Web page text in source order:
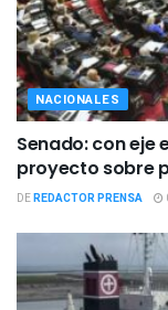
NACIONALES
Senado: con eje
proyecto sobre
DEREDACTOR PRENSA